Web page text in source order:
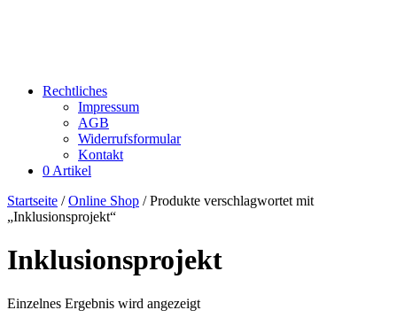
Rechtliches
Impressum
AGB
Widerrufsformular
Kontakt
0 Artikel
Startseite /Online Shop / Produkte verschlagwortet mit
„Inklusionsprojekt“
Inklusionsprojekt
Einzelnes Ergebnis wird angezeigt